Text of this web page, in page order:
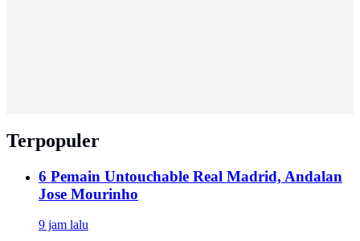
Terpopuler
6 Pemain Untouchable Real Madrid, Andalan
Jose Mourinho
9 jam lalu